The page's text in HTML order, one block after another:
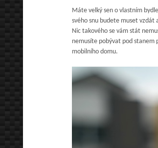
Máte velký sen o vlastním
svého snu budete muset vzdát
Nic takového se vám stát
nemusíte pobývat pod stanem
mobilního domu.